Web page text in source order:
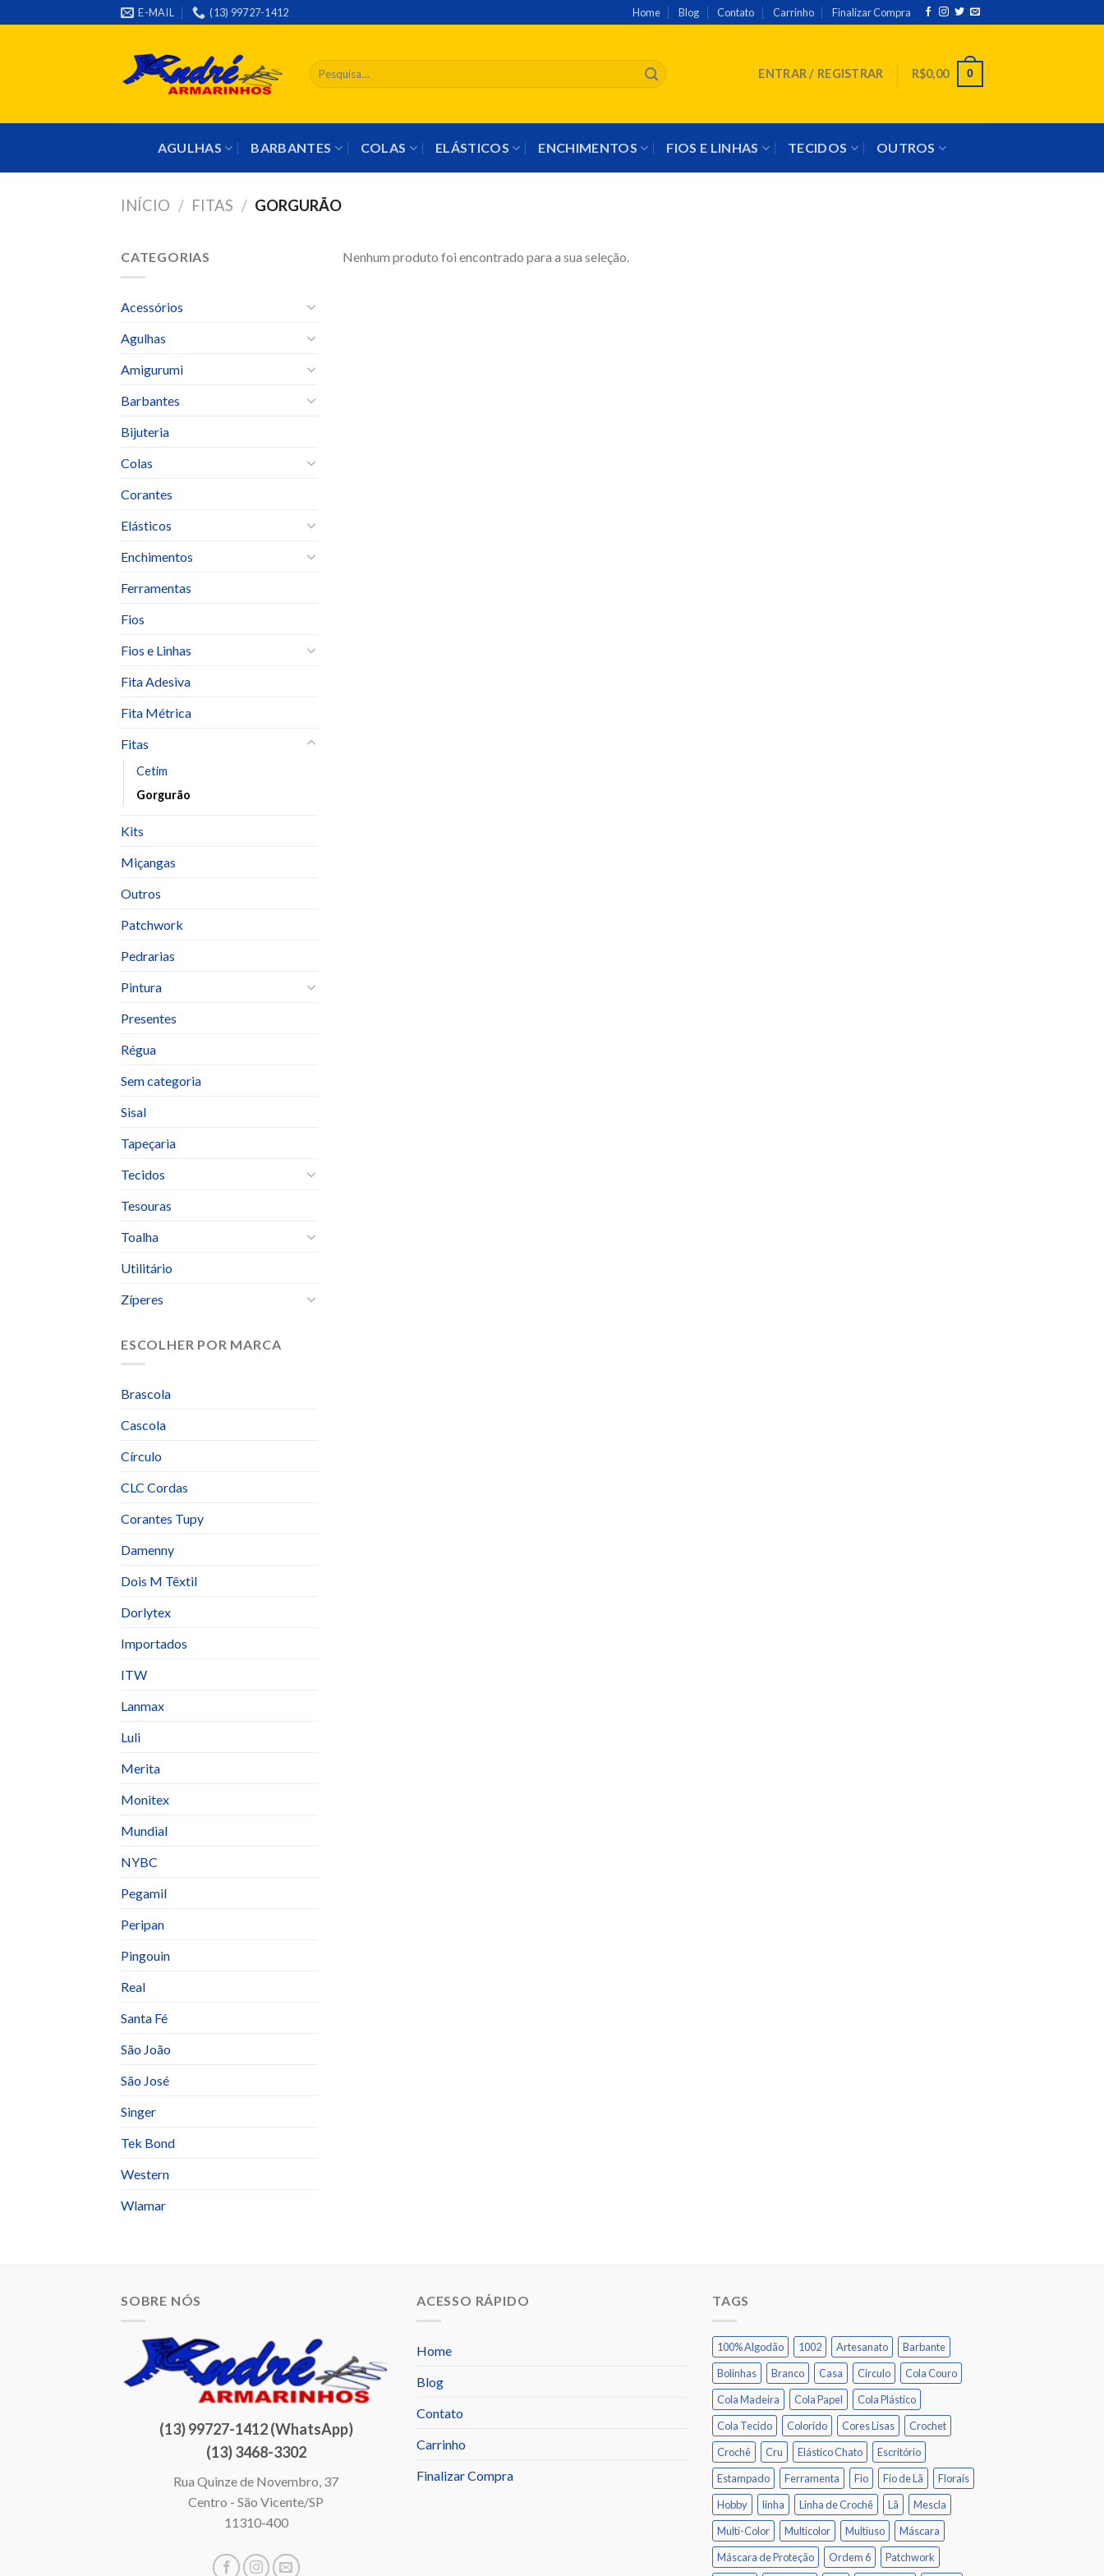
E-MAIL (13) 99727-1412 Home Blog Contato Carrinho Finalizar Compra
Pesquisar
por:
ENTRAR / REGISTRAR R$0,00 0
AGULHAS BARBANTES COLAS ELÁSTICOS ENCHIMENTOS FIOS E LINHAS TECIDOS OUTROS
INÍCIO / FITAS / GORGURÃO
CATEGORIAS
Acessórios
Agulhas
Amigurumi
Barbantes
Bijuteria
Colas
Corantes
Elásticos
Enchimentos
Ferramentas
Fios
Fios e Linhas
Fita Adesiva
Fita Métrica
Fitas
Cetim
Gorgurão
Kits
Miçangas
Outros
Patchwork
Pedrarias
Pintura
Presentes
Régua
Sem categoria
Sisal
Tapeçaria
Tecidos
Tesouras
Toalha
Utilitário
Zíperes
ESCOLHER POR MARCA
Brascola
Cascola
Círculo
CLC Cordas
Corantes Tupy
Damenny
Dois M Têxtil
Dorlytex
Importados
ITW
Lanmax
Luli
Merita
Monitex
Mundial
NYBC
Pegamil
Peripan
Pingouin
Real
Santa Fé
São João
São José
Singer
Tek Bond
Western
Wlamar
Nenhum produto foi encontrado para a sua seleção.
SOBRE NÓS
(13) 99727-1412 (WhatsApp)
(13) 3468-3302
Rua Quinze de Novembro, 37
Centro - São Vicente/SP
11310-400
ACESSO RÁPIDO
Home
Blog
Contato
Carrinho
Finalizar Compra
TAGS
100% Algodão 1002 Artesanato
Barbante
Bolinhas
Branco Casa Circulo
Cola Couro
Cola Madeira
Cola Papel
Cola Plástico
Cola Tecido
Colorido Cores Lisas
Crochet
Crochê
Cru Elástico Chato
Escritório
Estampado
Ferramenta Fio Fio de Lã
Florais
Hobby
linha Linha de Crochê Lã
Mescla
Multi-Color
Multicolor Multiuso
Máscara
Máscara de Proteção
Ordem 6 Patchwork